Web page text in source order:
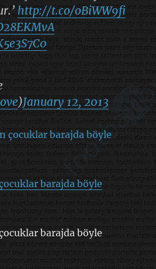
http://t.co/oBiWW9fi
)January 12, 2013
barajda böyle
barajda böyle